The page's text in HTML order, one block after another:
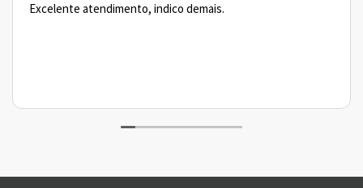
Excelente atendimento, indico demais.